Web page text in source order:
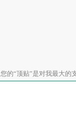
您的“顶贴”是对我最大的